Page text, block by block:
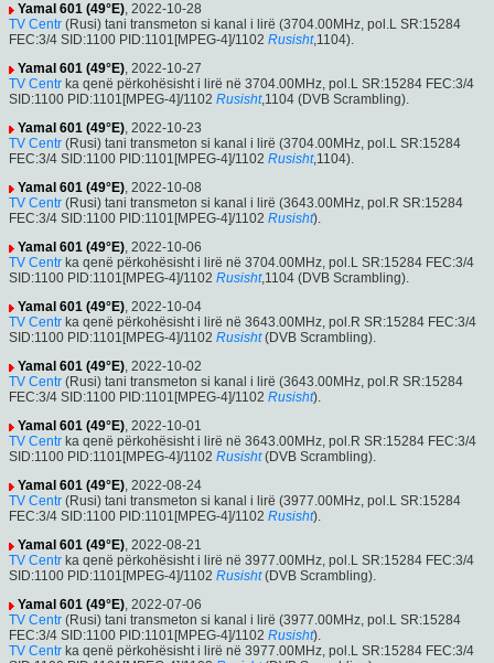
Yamal 601 (49°E), 2022-10-28
TV Centr (Rusi) tani transmeton si kanal i lirë (3704.00MHz, pol.L SR:15284
FEC:3/4 SID:1100 PID:1101[MPEG-4]/1102 Rusisht,1104).
Yamal 601 (49°E), 2022-10-27
TV Centr ka qenë përkohësisht i lirë në 3704.00MHz, pol.L SR:15284 FEC:3/4
SID:1100 PID:1101[MPEG-4]/1102 Rusisht,1104 (DVB Scrambling).
Yamal 601 (49°E), 2022-10-23
TV Centr (Rusi) tani transmeton si kanal i lirë (3704.00MHz, pol.L SR:15284
FEC:3/4 SID:1100 PID:1101[MPEG-4]/1102 Rusisht,1104).
Yamal 601 (49°E), 2022-10-08
TV Centr (Rusi) tani transmeton si kanal i lirë (3643.00MHz, pol.R SR:15284
FEC:3/4 SID:1100 PID:1101[MPEG-4]/1102 Rusisht).
Yamal 601 (49°E), 2022-10-06
TV Centr ka qenë përkohësisht i lirë në 3704.00MHz, pol.L SR:15284 FEC:3/4
SID:1100 PID:1101[MPEG-4]/1102 Rusisht,1104 (DVB Scrambling).
Yamal 601 (49°E), 2022-10-04
TV Centr ka qenë përkohësisht i lirë në 3643.00MHz, pol.R SR:15284 FEC:3/4
SID:1100 PID:1101[MPEG-4]/1102 Rusisht(DVB Scrambling).
Yamal 601 (49°E), 2022-10-02
TV Centr (Rusi) tani transmeton si kanal i lirë (3643.00MHz, pol.R SR:15284
FEC:3/4 SID:1100 PID:1101[MPEG-4]/1102 Rusisht).
Yamal 601 (49°E), 2022-10-01
TV Centr ka qenë përkohësisht i lirë në 3643.00MHz, pol.R SR:15284 FEC:3/4
SID:1100 PID:1101[MPEG-4]/1102 Rusisht(DVB Scrambling).
Yamal 601 (49°E), 2022-08-24
TV Centr (Rusi) tani transmeton si kanal i lirë (3977.00MHz, pol.L SR:15284
FEC:3/4 SID:1100 PID:1101[MPEG-4]/1102 Rusisht).
Yamal 601 (49°E), 2022-08-21
TV Centr ka qenë përkohësisht i lirë në 3977.00MHz, pol.L SR:15284 FEC:3/4
SID:1100 PID:1101[MPEG-4]/1102 Rusisht(DVB Scrambling).
Yamal 601 (49°E), 2022-07-06
TV Centr (Rusi) tani transmeton si kanal i lirë (3977.00MHz, pol.L SR:15284
FEC:3/4 SID:1100 PID:1101[MPEG-4]/1102 Rusisht).
TV Centr ka qenë përkohësisht i lirë në 3977.00MHz, pol.L SR:15284 FEC:3/4